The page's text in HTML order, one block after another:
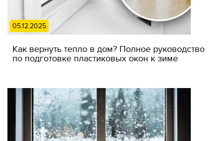
05.12.2025
Как вернуть тепло в дом? Полное руководство
по подготовке пластиковых окон к зиме